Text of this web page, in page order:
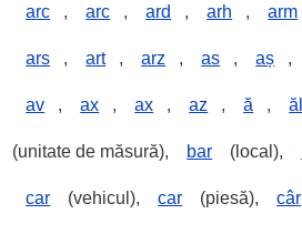
arc , arc , ard , arh , arm
ars , art , arz , as , aș ,
av , ax , ax , az , ă , ăl
(unitate de măsură), bar (local),
car (vehicul), car (piesă), câr